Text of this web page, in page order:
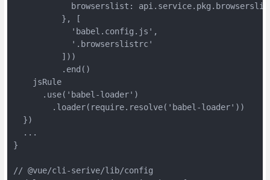
browserslist:
          }, [
            'babel.config.js',
            '.browserslistrc'
          ]))
          .end()
    jsRule
      .use('babel-loader')
        .loader(require.resolve('babel-loader'))
  })
  ...
}
// @vue/cli-serive/lib/config